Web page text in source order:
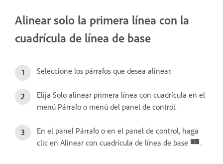
Alinear solo la primera línea con la
cuadrícula de línea de base
Seleccione los párrafos que desea alinear.
Elija Solo alinear primera línea con cuadrícula en el
menú Párrafo o menú del panel de control.
En el panel Párrafo o en el panel de control, haga
clic en Alinear con cuadrícula de línea de base
.